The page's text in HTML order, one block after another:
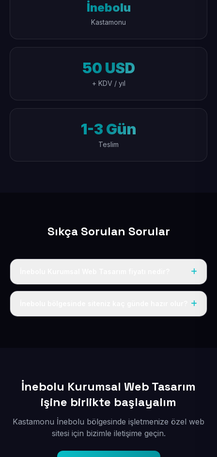
İnebolu
Kastamonu
50 USD
+ KDV / yıl
1-3 Gün
Teslim
Sıkça Sorulan Sorular
Tek fiyat uygulanır: yıllık 50 USD + KDV. Bu bedele alan
İnebolu Kurumsal Web Tasarım
işine birlikte başlayalım
Kastamonu İnebolu bölgesinde işletmenize özel web
sitesi için bizimle iletişime geçin.